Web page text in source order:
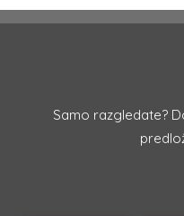
Samo razgledate?